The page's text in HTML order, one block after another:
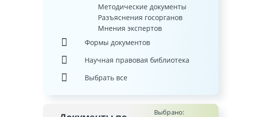
Методические документы
Разъяснения госорганов
Мнения экспертов
Формы документов
Научная правовая библиотека
Выбрать все
Выбрано: